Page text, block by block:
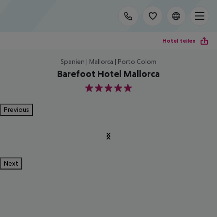
Hotel teilen
Spanien | Mallorca | Porto Colom
Barefoot Hotel Mallorca
5
Previous
Next